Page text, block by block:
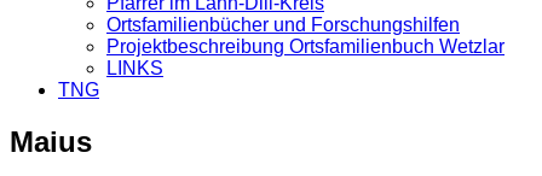
Ortsfamilienbücher und Forschungshilfen
Projektbeschreibung Ortsfamilienbuch Wetzlar
LINKS
TNG
Maius